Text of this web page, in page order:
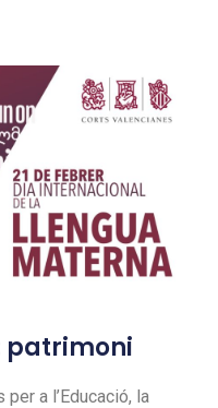
patrimoni
a l’Educació, la